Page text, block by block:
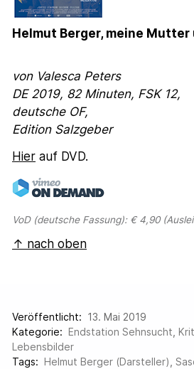
Helmut Berger, meine Mutter
von Valesca Peters
DE 2019, 82 Minuten, FSK 12,
deutsche OF,
Edition Salzgeber
Hier auf DVD.
VoD (deutsche Fassung): € 4,90
↑ nach oben
Veröffentlicht: 13. Mai 2019
Kategorie: Endstation Sehnsucht ,
Lebensbilder
Tags: Helmut Berger (Darsteller) ,